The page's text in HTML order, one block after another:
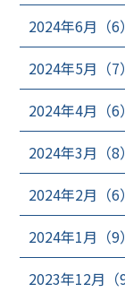
2024年6月（6）
2024年5月（7）
2024年4月（6）
2024年3月（8）
2024年2月（6）
2024年1月（9）
2023年12月（9